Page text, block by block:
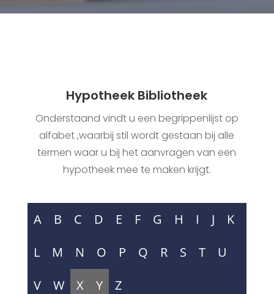
Hypotheek Bibliotheek
Onderstaand vindt u een begrippenlijst op
alfabet ,waarbij stil wordt gestaan bij alle
termen waar u bij het aanvragen van een
hypotheek mee te maken krijgt.
A B C D E F G H I J
K
L
M N O P Q R S T
U
V
W X Y Z